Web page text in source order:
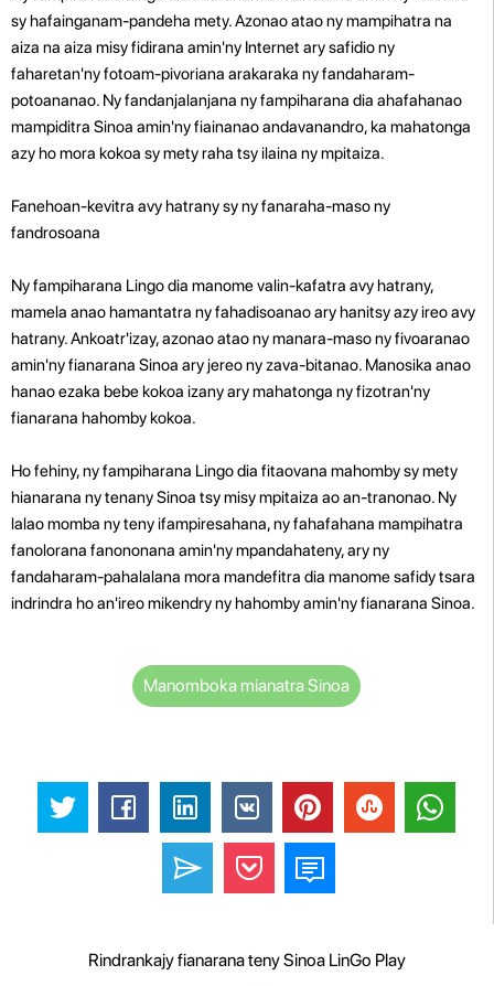
sy hafainganam-pandeha mety. Azonao atao ny mampihatra na
aiza na aiza misy fidirana amin'ny Internet ary safidio ny
faharetan'ny fotoam-pivoriana arakaraka ny fandaharam-
potoananao. Ny fandanjalanjana ny fampiharana dia ahafahanao
mampiditra Sinoa amin'ny fiainanao andavanandro, ka mahatonga
azy ho mora kokoa sy mety raha tsy ilaina ny mpitaiza.
Fanehoan-kevitra avy hatrany sy ny fanaraha-maso ny
fandrosoana
Ny fampiharana Lingo dia manome valin-kafatra avy hatrany,
mamela anao hamantatra ny fahadisoanao ary hanitsy azy ireo avy
hatrany. Ankoatr'izay, azonao atao ny manara-maso ny fivoaranao
amin'ny fianarana Sinoa ary jereo ny zava-bitanao. Manosika anao
hanao ezaka bebe kokoa izany ary mahatonga ny fizotran'ny
fianarana hahomby kokoa.
Ho fehiny, ny fampiharana Lingo dia fitaovana mahomby sy mety
hianarana ny tenany Sinoa tsy misy mpitaiza ao an-tranonao. Ny
lalao momba ny teny ifampiresahana, ny fahafahana mampihatra
fanolorana fanononana amin'ny mpandahateny, ary ny
fandaharam-pahalalana mora mandefitra dia manome safidy tsara
indrindra ho an'ireo mikendry ny hahomby amin'ny fianarana Sinoa.
Manomboka mianatra Sinoa
Rindrankajy fianarana teny Sinoa LinGo Play